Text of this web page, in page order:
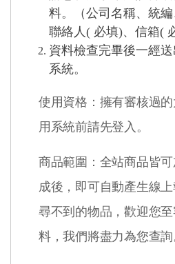
料。（公司名稱、統編
聯絡人( 必填)、信箱(
資料檢查完畢後一經
系統。
使用資格：擁有審核過
用系統前請先登入。
商品範圍：全站商品皆
成後，即可自動產生線
尋不到的物品，歡迎您
料，我們將盡力為您查詢